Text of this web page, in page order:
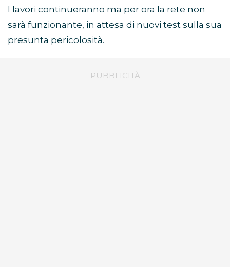
I lavori continueranno ma per ora la rete non
sarà funzionante, in attesa di nuovi test sulla sua
presunta pericolosità.